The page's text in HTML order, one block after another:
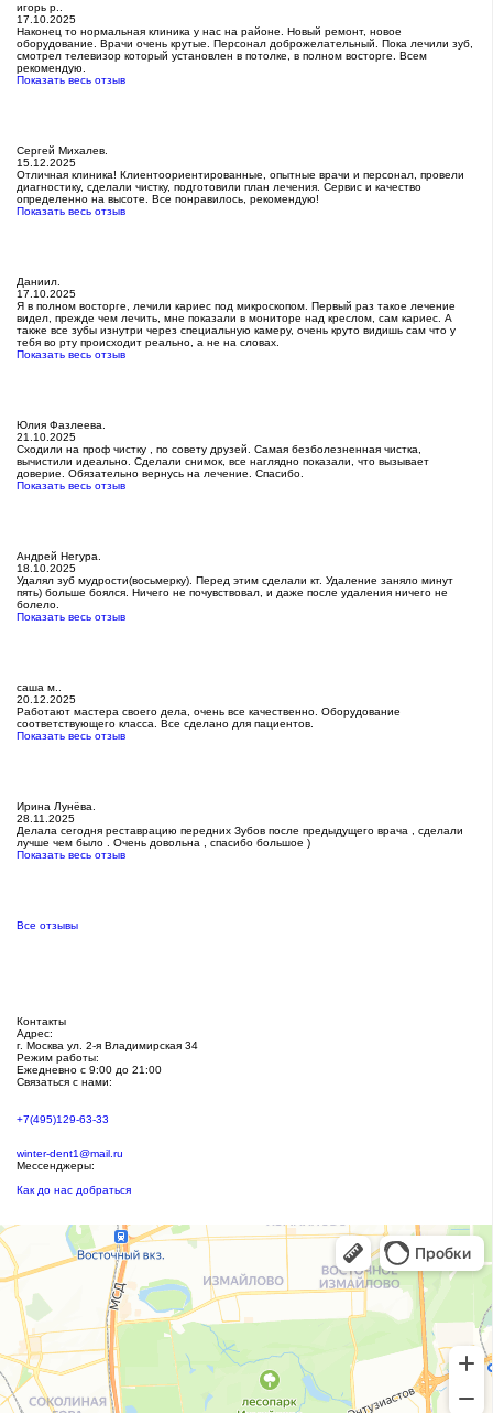
игорь р..
17.10.2025
Наконец то нормальная клиника у нас на районе. Новый ремонт, новое
оборудование. Врачи очень крутые. Персонал доброжелательный. Пока лечили зуб,
смотрел телевизор который установлен в потолке, в полном восторге. Всем
рекомендую.
Показать весь отзыв
Сергей Михалев.
15.12.2025
Отличная клиника! Клиентоориентированные, опытные врачи и персонал, провели
диагностику, сделали чистку, подготовили план лечения. Сервис и качество
определенно на высоте. Все понравилось, рекомендую!
Показать весь отзыв
Даниил.
17.10.2025
Я в полном восторге, лечили кариес под микроскопом. Первый раз такое лечение
видел, прежде чем лечить, мне показали в мониторе над креслом, сам кариес. А
также все зубы изнутри через специальную камеру, очень круто видишь сам что у
тебя во рту происходит реально, а не на словах.
Показать весь отзыв
Юлия Фазлеева.
21.10.2025
Сходили на проф чистку , по совету друзей. Самая безболезненная чистка,
вычистили идеально. Сделали снимок, все наглядно показали, что вызывает
доверие. Обязательно вернусь на лечение. Спасибо.
Показать весь отзыв
Андрей Негура.
18.10.2025
Удалял зуб мудрости(восьмерку). Перед этим сделали кт. Удаление заняло минут
пять) больше боялся. Ничего не почувствовал, и даже после удаления ничего не
болело.
Показать весь отзыв
саша м..
20.12.2025
Работают мастера своего дела, очень все качественно. Оборудование
соответствующего класса. Все сделано для пациентов.
Показать весь отзыв
Ирина Лунёва.
28.11.2025
Делала сегодня реставрацию передних Зубов после предыдущего врача , сделали
лучше чем было . Очень довольна , спасибо большое )
Показать весь отзыв
Все отзывы
Контакты
Адрес:
г. Москва ул. 2-я Владимирская 34
Режим работы:
Ежедневно с 9:00 до 21:00
Связаться с нами:
+7(495)129-63-33
winter-dent1@mail.ru
Мессенджеры:
Как до нас добраться